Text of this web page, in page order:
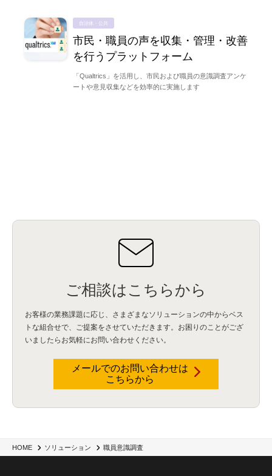
HOME ソリューション 職員意識調査
自治体・公共
市民・職員の声を収集・管理・改善
を行うプラットフォーム
「Qualtrics」を活用し、市民および職員の意識調査アンケ
ートや意見収集などを効率的に実施します
ご相談はこちらから
お客様の業務課題に応じ、さまざまなソリューションの中からベス
トな組合せで、
ご提案をさせていただきます。お困りのことがござ
いましたらお気軽にお問い合わせください。
メールでのお問い合わせは
こちらから